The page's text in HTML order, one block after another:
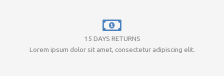
15 DAYS RETURNS
Lorem ipsum dolor sit amet, consectetur adipiscing elit.